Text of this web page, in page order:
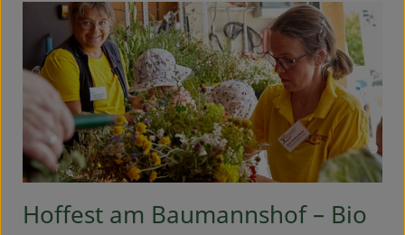
Hoffest am Baumannshof – Bio